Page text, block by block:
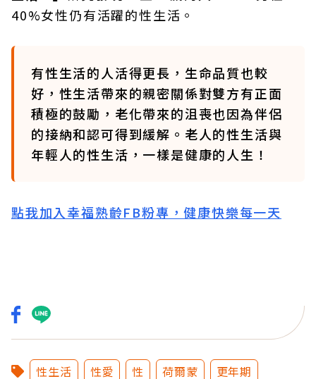
40%女性仍有活躍的性生活。
有性生活的人活得更長，生命品質也較
好，性生活帶來的親密關係對雙方有正面
積極的鼓勵，老化帶來的沮喪也因為伴侶
的接納和認可得到緩解。老人的性生活與
年輕人的性生活，一樣是健康的人生！
點我加入幸福熟齡FB粉專，健康快樂每一天
性生活 性愛 性 荷爾蒙
更年期